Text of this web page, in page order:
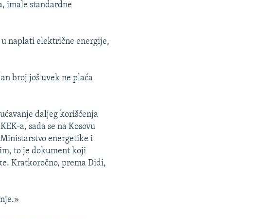
imale standardne
naplati električne energije,
broj još uvek ne plaća
daljeg korišćenja
a, sada se na Kosovu
energetike i
to je dokument koji
Kratkoročno, prema Didi,